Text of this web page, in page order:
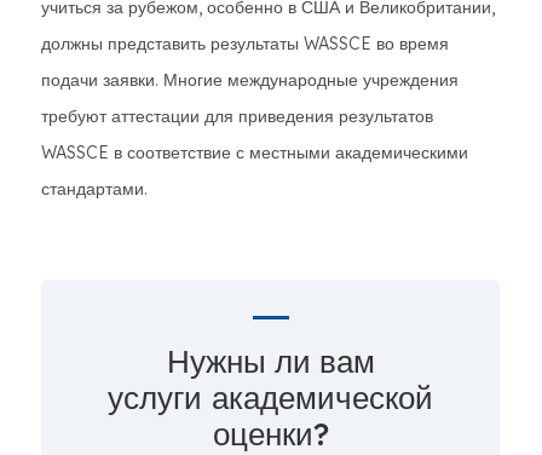
учиться за рубежом, особенно в США и Великобритании,
должны представить результаты WASSCE во время
подачи заявки. Многие международные учреждения
требуют аттестации для приведения результатов
WASSCE в соответствие с местными академическими
стандартами.
Нужны ли вам
услуги академической
оценки?